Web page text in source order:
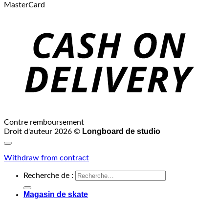
MasterCard
Contre remboursement
Droit d'auteur 2026 © Longboard de studio
Withdraw from contract
Recherche de :
Magasin de skate